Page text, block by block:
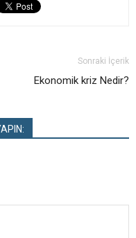
Sonraki İçerik
Ekonomik kriz Nedir?